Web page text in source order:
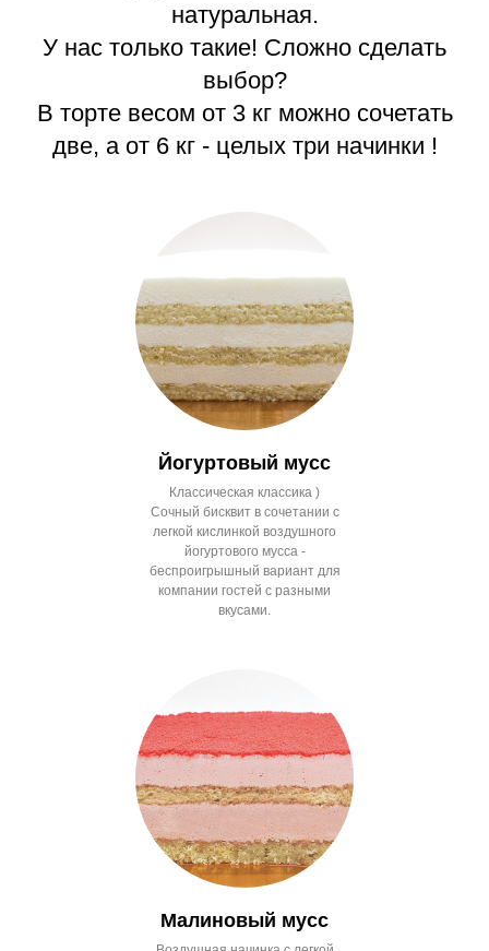
натуральная.
У нас только такие! Сложно сделать
выбор?
В торте весом от 3 кг можно сочетать
две, а от 6 кг - целых три начинки !
Йогуртовый мусс
Классическая классика )
Сочный бисквит в сочетании с
легкой кислинкой воздушного
йогуртового мусса -
беспроигрышный вариант для
компании гостей с разными
вкусами.
Малиновый мусс